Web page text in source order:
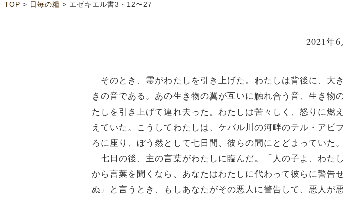
TOP > 日毎の糧 > エゼキエル書3・12〜27
2021年6
そのとき、霊がわたしを引き上げた。わたしは背後に、大
きの音である。あの生き物の翼が互いに触れ合う音、生き
たしを引き上げて連れ去った。わたしは苦々しく、怒りに燃
えていた。こうしてわたしは、ケバル川の河畔のテル・アビ
ろに座り、ぼう然として七日間、彼らの間にとどまっていた。
七日の後、主の言葉がわたしに臨んだ。「人の子よ、わた
から言葉を聞くなら、あなたはわたしに代わって彼らに警
ぬ』と言うとき、もしあなたがその悪人に警告して、悪人